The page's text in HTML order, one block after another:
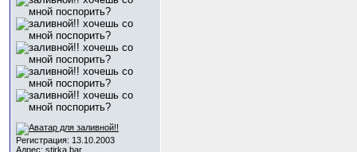
Регистрация: 13.10.2003
Адрес: stirka bar